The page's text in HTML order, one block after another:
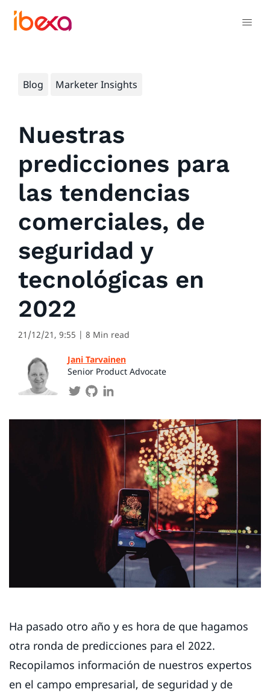
Blog Marketer Insights
Nuestras
predicciones para
las tendencias
comerciales, de
seguridad y
tecnológicas en
2022
21/12/21, 9:55 | 8 Min read
Jani Tarvainen
Senior Product Advocate
Ha pasado otro año y es hora de que hagamos
otra ronda de predicciones para el 2022.
Recopilamos información de nuestros expertos
en el campo empresarial, de seguridad y de